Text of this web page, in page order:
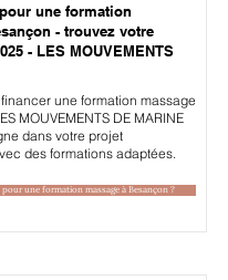
une formation
- trouvez votre
- LES MOUVEMENTS
une formation massage
MOUVEMENTS DE MARINE
dans votre projet
des formations adaptées.
une formation massage à Besançon ?